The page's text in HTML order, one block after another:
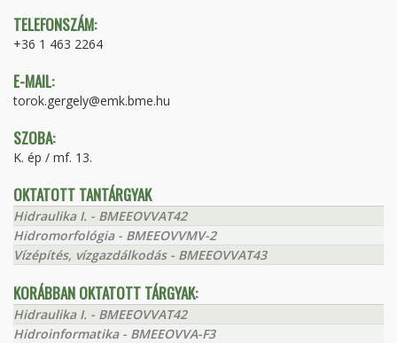
TELEFONSZÁM:
+36 1 463 2264
E-MAIL:
torok.gergely@emk.bme.hu
SZOBA:
K. ép / mf. 13.
OKTATOTT TANTÁRGYAK
Hidraulika I. - BMEEOVVAT42
Hidromorfológia - BMEEOVVMV-2
Vízépítés, vízgazdálkodás - BMEEOVVAT43
KORÁBBAN OKTATOTT TÁRGYAK:
Hidraulika I. - BMEEOVVAT42
Hidroinformatika - BMEEOVVA-F3